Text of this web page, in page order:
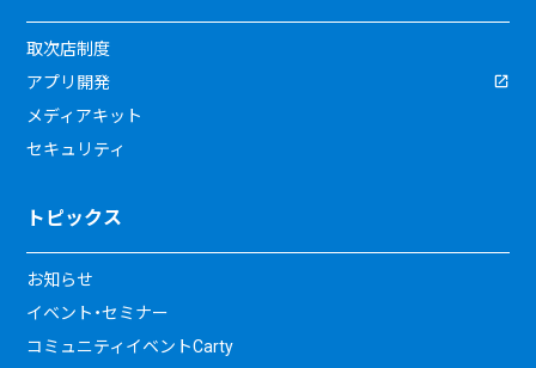
取次店制度
アプリ開発
メディアキット
セキュリティ
トピックス
お知らせ
イベント・セミナー
コミュニティイベントCarty